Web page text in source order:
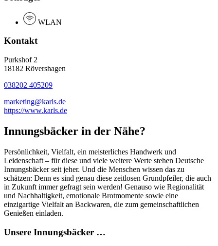
WLAN
Kontakt
Purkshof 2
18182 Rövershagen
038202 405209
marketing@karls.de
https://www.karls.de
Innungsbäcker in der Nähe?
Persönlichkeit, Vielfalt, ein meisterliches Handwerk und
Leidenschaft – für diese und viele weitere Werte stehen Deutsche
Innungsbäcker seit jeher. Und die Menschen wissen das zu
schätzen: Denn es sind genau diese zeitlosen Grundpfeiler, die auch
in Zukunft immer gefragt sein werden! Genauso wie Regionalität
und Nachhaltigkeit, emotionale Brotmomente sowie eine
einzigartige Vielfalt an Backwaren, die zum gemeinschaftlichen
Genießen einladen.
Unsere Innungsbäcker …